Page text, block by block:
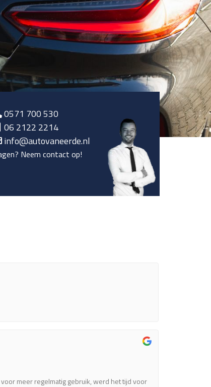
0571 700 530
06 2122 2214
info@autovaneerde.nl
Neem contact op!
meer regelmatig gebruik, werd het tijd voor